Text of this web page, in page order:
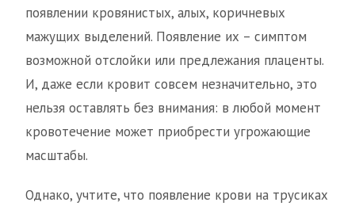
появлении кровянистых, алых, коричневых
мажущих выделений. Появление их – симптом
возможной отслойки или предлежания плаценты.
И, даже если кровит совсем незначительно, это
нельзя оставлять без внимания: в любой момент
кровотечение может приобрести угрожающие
масштабы.
Однако, учтите, что появление крови на трусиках